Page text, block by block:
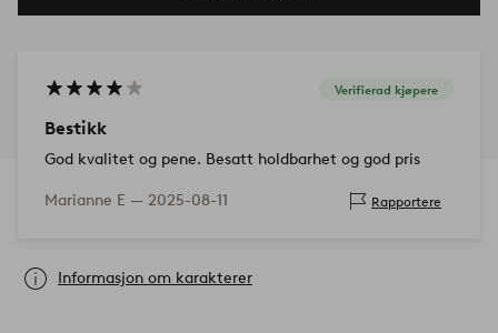
Verifierad kjøpere
Bestikk
God kvalitet og pene. Besatt holdbarhet og god pris
Marianne E — 2025-08-11 Rapportere
Informasjon om karakterer